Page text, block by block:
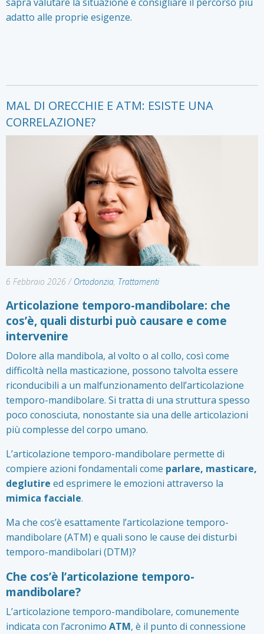
adatto alle proprie esigenze.
MAL DI ORECCHIE E ATM: ESISTE UNA
CORRELAZIONE?
6 Febbraio 2026/ Ortodonzia, Trattamenti
Articolazione temporo-mandibolare: che
cos’è, quali disturbi può causare e come
intervenire
Dolore alla mandibola, al volto o al collo, così come
difficoltà nella masticazione, possono talvolta essere
riconducibili a un malfunzionamento dell’articolazione
temporo-mandibolare. Si tratta di una struttura spesso
poco conosciuta, nonostante sia una delle articolazioni
più complesse del corpo umano.
L’articolazione temporo-mandibolare permette di
compiere azioni fondamentali come parlare, masticare,
deglutire ed esprimere le emozioni attraverso la
mimica facciale.
Ma che cos’è esattamente l’articolazione temporo-
mandibolare (ATM) e quali sono le cause dei disturbi
temporo-mandibolari (DTM)?
Che cos’è l’articolazione temporo-
mandibolare?
L’articolazione temporo-mandibolare, comunemente
indicata con l’acronimo ATM, è il punto di connessione